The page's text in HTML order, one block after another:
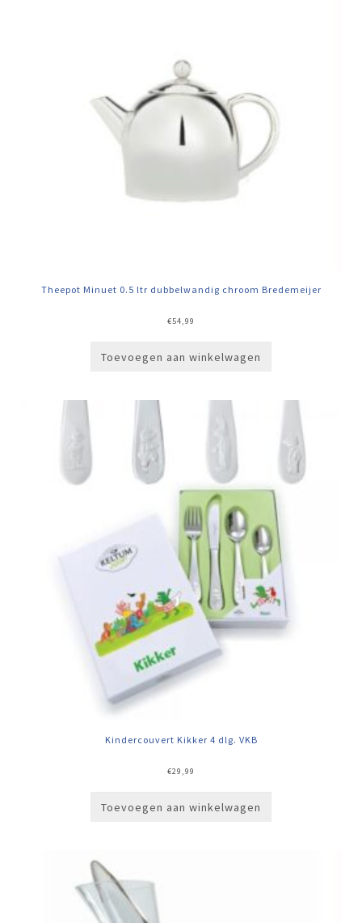
Theepot Minuet 0.5 ltr dubbelwandig chroom Bredemeijer
€54,99
Toevoegen aan winkelwagen
Kindercouvert Kikker 4 dlg. VKB
€29,99
Toevoegen aan winkelwagen